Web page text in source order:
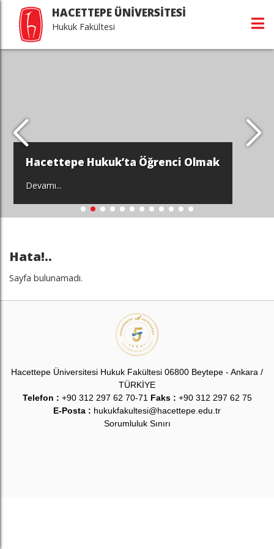
HACETTEPE ÜNİVERSİTESİ
Hukuk Fakültesi
Hacettepe Hukuk’ta Öğrenci Olmak
Devamı...
Hata!..
Sayfa bulunamadı.
Hacettepe Üniversitesi Hukuk Fakültesi 06800 Beytepe - Ankara /
TÜRKİYE
Telefon : +90 312 297 62 70-71 Faks : +90 312 297 62 75
E-Posta : hukukfakultesi@hacettepe.edu.tr
Sorumluluk Sınırı